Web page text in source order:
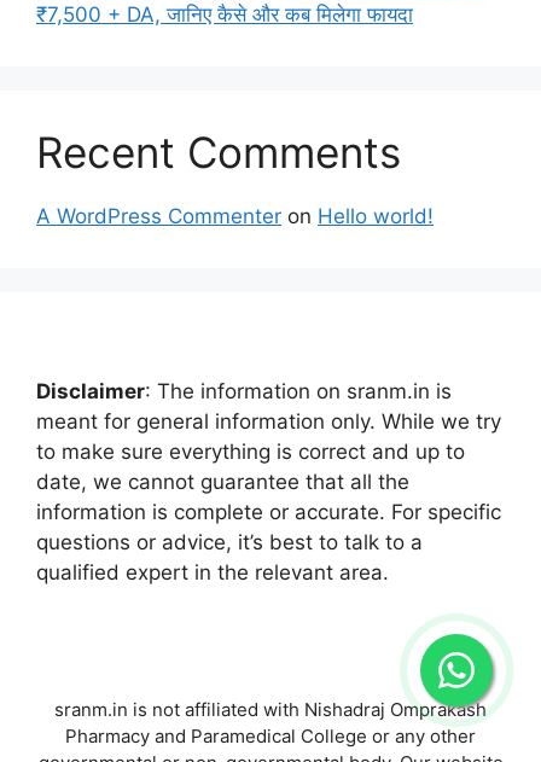
₹7,500 + DA, जानिए कैसे और कब मिलेगा फायदा
Recent Comments
A WordPress Commenter on Hello world!
Disclaimer: The information on sranm.in is
meant for general information only. While we try
to make sure everything is correct and up to
date, we cannot guarantee that all the
information is complete or accurate. For specific
questions or advice, it’s best to talk to a
qualified expert in the relevant area.
sranm.in is not affiliated with Nishadraj Omprakash
Pharmacy and Paramedical College or any other